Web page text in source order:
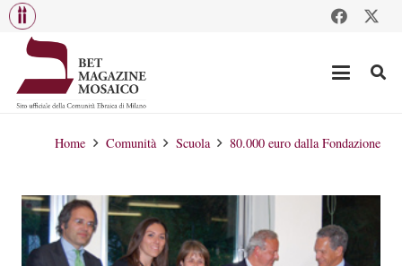
Home Comunità Scuola 80.000 euro dalla Fondazione